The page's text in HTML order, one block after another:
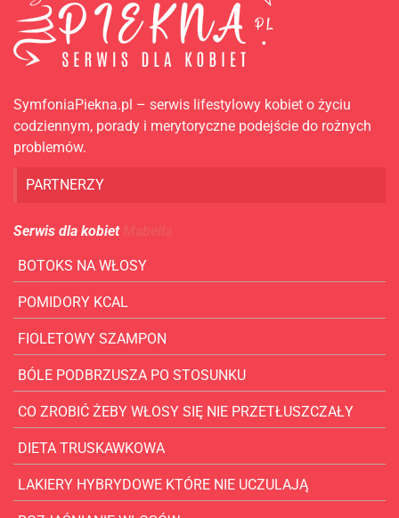
SymfoniaPiekna.pl – serwis lifestylowy kobiet o życiu
codziennym, porady i merytoryczne podejście do rożnych
problemów.
PARTNERZY
Serwis dla kobiet
BOTOKS NA WŁOSY
POMIDORY KCAL
FIOLETOWY SZAMPON
BÓLE PODBRZUSZA PO STOSUNKU
CO ZROBIĆ ŻEBY WŁOSY SIĘ NIE PRZETŁUSZCZAŁY
DIETA TRUSKAWKOWA
LAKIERY HYBRYDOWE KTÓRE NIE UCZULAJĄ